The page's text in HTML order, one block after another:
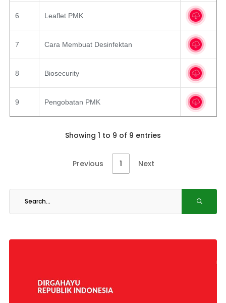
6 Leaflet PMK
7 Cara Membuat Desinfektan
8 Biosecurity
9 Pengobatan PMK
Showing 1 to 9 of 9 entries
Previous 1 Next